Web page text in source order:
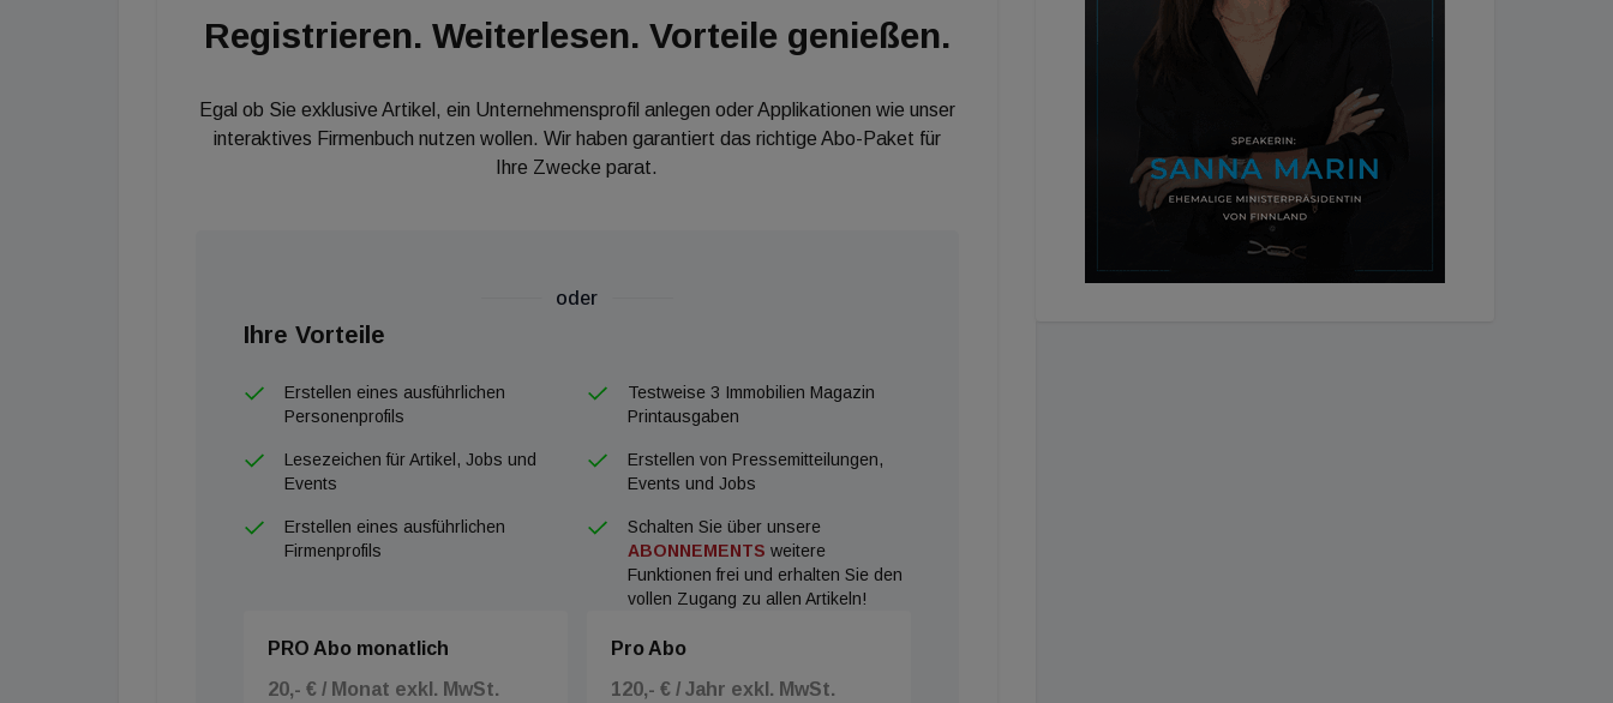
Registrieren. Weiterlesen. Vorteile genießen.
Egal ob Sie exklusive Artikel, ein Unternehmensprofil anlegen oder Applikationen wie unser
interaktives Firmenbuch nutzen wollen. Wir haben garantiert das richtige Abo-Paket für
Ihre Zwecke parat.
oder
Ihre Vorteile
Erstellen eines ausführlichen
Personenprofils
Testweise 3 Immobilien Magazin
Printausgaben
Lesezeichen für Artikel, Jobs und
Events
Erstellen von Pressemitteilungen,
Events und Jobs
Erstellen eines ausführlichen
Firmenprofils
Schalten Sie über unsere
ABONNEMENTS weitere
Funktionen frei und erhalten Sie den
vollen Zugang zu allen Artikeln!
PRO Abo monatlich
20,- € / Monat exkl. MwSt.
Pro Abo
120,- € / Jahr exkl. MwSt.